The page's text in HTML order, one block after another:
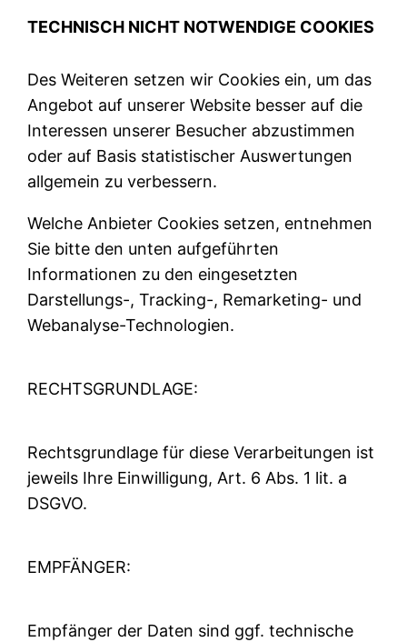
TECHNISCH NICHT NOTWENDIGE COOKIES
Des Weiteren setzen wir Cookies ein, um das
Angebot auf unserer Website besser auf die
Interessen unserer Besucher abzustimmen
oder auf Basis statistischer Auswertungen
allgemein zu verbessern.
Welche Anbieter Cookies setzen, entnehmen
Sie bitte den unten aufgeführten
Informationen zu den eingesetzten
Darstellungs-, Tracking-, Remarketing- und
Webanalyse-Technologien.
RECHTSGRUNDLAGE:
Rechtsgrundlage für diese Verarbeitungen ist
jeweils Ihre Einwilligung, Art. 6 Abs. 1 lit. a
DSGVO.
EMPFÄNGER:
Empfänger der Daten sind ggf. technische